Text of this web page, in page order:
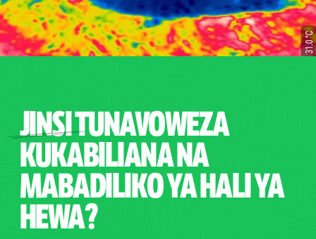
JINSITUNAVOWEZA
KUKABILIANA NA
MABADILIKO YAHALI YA
HEWA?